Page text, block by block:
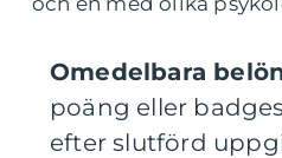
Omedelbara
poäng eller
efter slutförd